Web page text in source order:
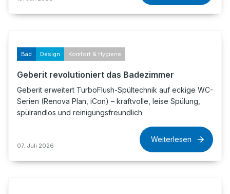
Bad Design Komfort & Hygiene
Geberit revolutioniert das Badezimmer
Geberit erweitert TurboFlush-Spültechnik auf eckige WC-
Serien (Renova Plan, iCon) – kraftvolle, leise Spülung,
spülrandlos und reinigungsfreundlich
07. Juli 2026
Weiterlesen